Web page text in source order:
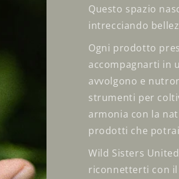
Questo spazio
intrecciando
Ogni prodotto
accompagnarti in
avvolgono e
strumenti per
armonia con la
prodotti che
Wild Sisters
riconnetterti con